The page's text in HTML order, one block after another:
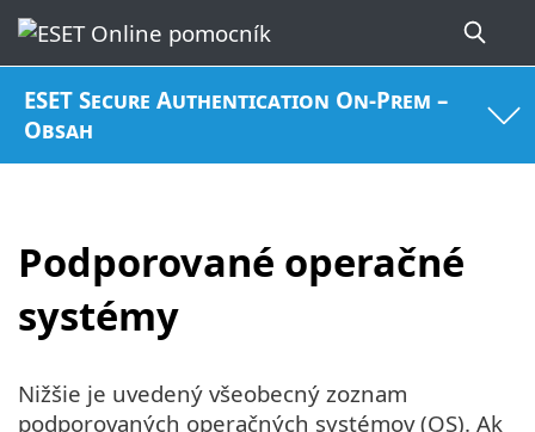
ESET Secure Authentication On-Prem –
Obsah
Podporované operačné
systémy
Nižšie je uvedený všeobecný zoznam
podporovaných operačných systémov (OS). Ak